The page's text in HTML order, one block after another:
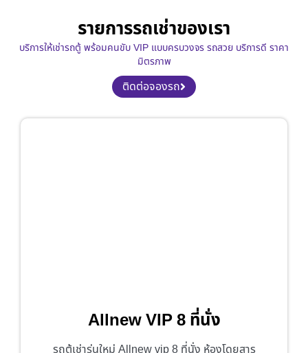
รายการรถเช่าของเรา
บริการให้เช่ารถตู้ พร้อมคนขับ VIP แบบครบวงจร รถสวย บริการดี ราคา
มิตรภาพ
ติดต่อจองรถ
Allnew VIP 8 ที่นั่ง
รถตู้เช่ารุ่นใหม่ Allnew vip 8 ที่นั่ง ห้องโดยสาร